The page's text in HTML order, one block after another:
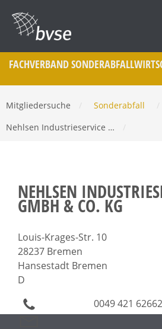
FACHVERBAND
Mitgliedersuche Sonderabfall
Nehlsen Industrieservice …
NEHLSEN
GMBH & CO. KG
Louis-Krages-Str. 10
28237 Bremen
Hansestadt Bremen
D
0049 421